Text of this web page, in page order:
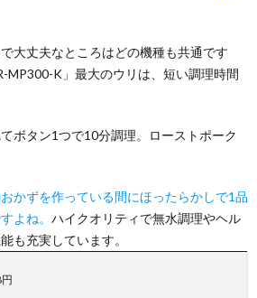
大丈夫なところはどの機種も共通です
MP300-K」最大のウリは、短い調理時間
ボタン1つで10分調理。ローストポーク
かずを作っている間にほったらかしで1品
よね。 ハイクオリティで無水調理やヘル
も充実しています。